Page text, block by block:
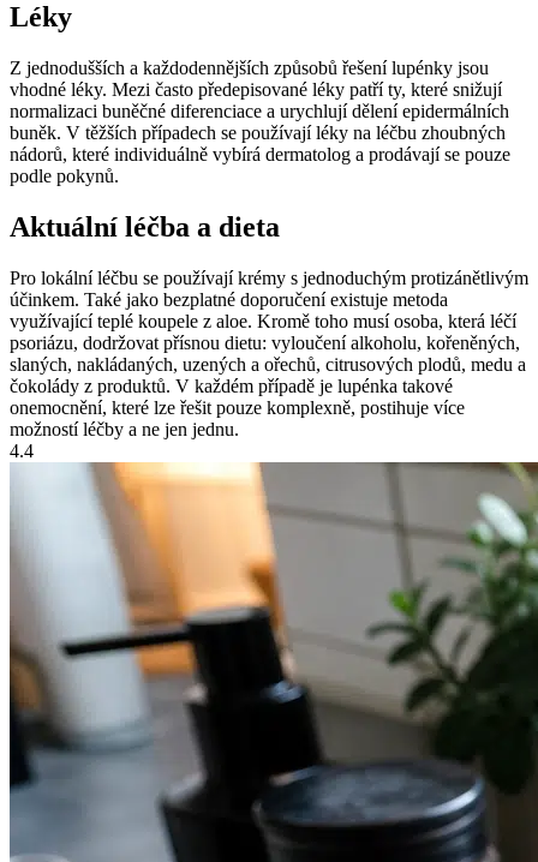
Léky
Z jednodušších a každodennějších způsobů řešení lupénky jsou
vhodné léky. Mezi často předepisované léky patří ty, které snižují
normalizaci buněčné diferenciace a urychlují dělení epidermálních
buněk. V těžších případech se používají léky na léčbu zhoubných
nádorů, které individuálně vybírá dermatolog a prodávají se pouze
podle pokynů.
Aktuální léčba a dieta
Pro lokální léčbu se používají krémy s jednoduchým protizánětlivým
účinkem. Také jako bezplatné doporučení existuje metoda
využívající teplé koupele z aloe. Kromě toho musí osoba, která léčí
psoriázu, dodržovat přísnou dietu: vyloučení alkoholu, kořeněných,
slaných, nakládaných, uzených a ořechů, citrusových plodů, medu a
čokolády z produktů. V každém případě je lupénka takové
onemocnění, které lze řešit pouze komplexně, postihuje více
možností léčby a ne jen jednu.
4.4